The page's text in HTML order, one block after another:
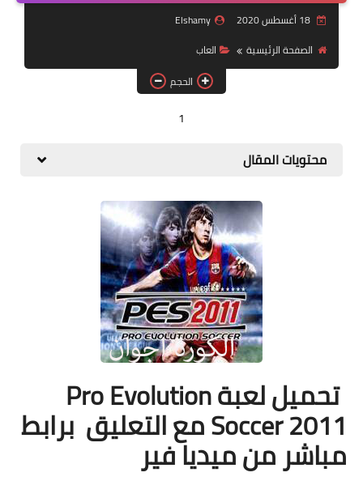
وظائف خالية
18 أغسطس 2020
Elshamy
الصفحة الرئيسية
العاب
الحجم
1
محتويات المقال
تحميل لعبة Pro Evolution
Soccer 2011 مع التعليق برابط
مباشر من ميديا فير